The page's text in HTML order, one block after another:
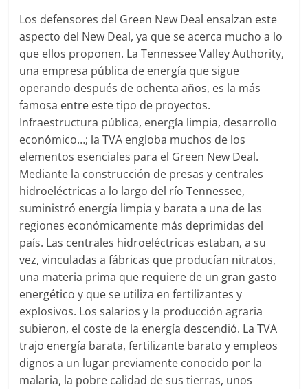
Los defensores del Green New Deal ensalzan este
aspecto del New Deal, ya que se acerca mucho a lo
que ellos proponen. La Tennessee Valley Authority,
una empresa pública de energía que sigue
operando después de ochenta años, es la más
famosa entre este tipo de proyectos.
Infraestructura pública, energía limpia, desarrollo
económico…; la TVA engloba muchos de los
elementos esenciales para el Green New Deal.
Mediante la construcción de presas y centrales
hidroeléctricas a lo largo del río Tennessee,
suministró energía limpia y barata a una de las
regiones económicamente más deprimidas del
país. Las centrales hidroeléctricas estaban, a su
vez, vinculadas a fábricas que producían nitratos,
una materia prima que requiere de un gran gasto
energético y que se utiliza en fertilizantes y
explosivos. Los salarios y la producción agraria
subieron, el coste de la energía descendió. La TVA
trajo energía barata, fertilizante barato y empleos
dignos a un lugar previamente conocido por la
malaria, la pobre calidad de sus tierras, unos